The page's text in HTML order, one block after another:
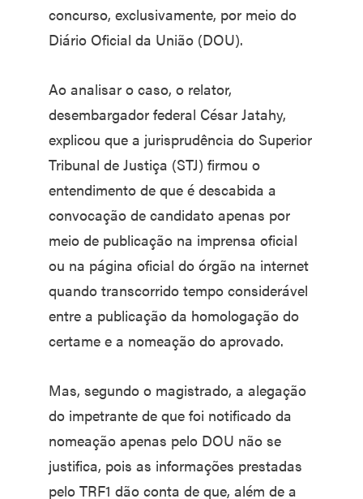
concurso, exclusivamente, por meio do
Diário Oficial da União (DOU).
Ao analisar o caso, o relator,
desembargador federal César Jatahy,
explicou que a jurisprudência do Superior
Tribunal de Justiça (STJ) firmou o
entendimento de que é descabida a
convocação de candidato apenas por
meio de publicação na imprensa oficial
ou na página oficial do órgão na internet
quando transcorrido tempo considerável
entre a publicação da homologação do
certame e a nomeação do aprovado.
Mas, segundo o magistrado, a alegação
do impetrante de que foi notificado da
nomeação apenas pelo DOU não se
justifica, pois as informações prestadas
pelo TRF1 dão conta de que, além de a